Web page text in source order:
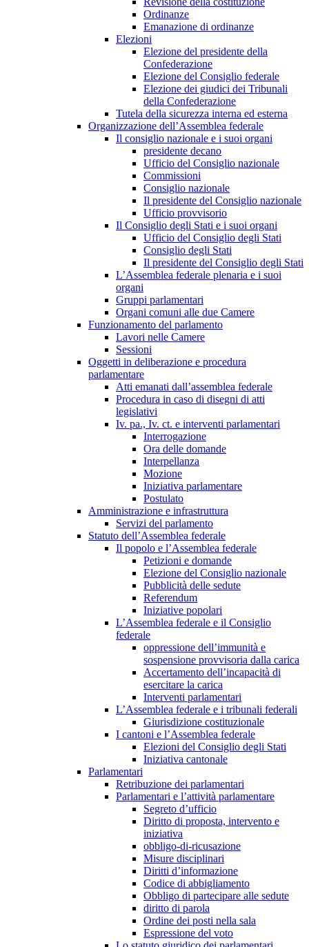
Ordinanze
Emanazione di ordinanze
Elezioni
Elezione del presidente della
Confederazione
Elezione del Consiglio federale
Elezione dei giudici dei Tribunali
della Confederazione
Tutela della sicurezza interna ed esterna
Organizzazione dell’Assemblea federale
Il consiglio nazionale e i suoi organi
presidente decano
Ufficio del Consiglio nazionale
Commissioni
Consiglio nazionale
Il presidente del Consiglio nazionale
Ufficio provvisorio
Il Consiglio degli Stati e i suoi organi
Ufficio del Consiglio degli Stati
Consiglio degli Stati
Il presidente del Consiglio degli Stati
L’Assemblea federale plenaria e i suoi
organi
Gruppi parlamentari
Organi comuni alle due Camere
Funzionamento del parlamento
Lavori nelle Camere
Sessioni
Oggetti in deliberazione e procedura
parlamentare
Atti emanati dall’assemblea federale
Procedura in caso di disegni di atti
legislativi
Iv. pa., Iv. ct. e interventi parlamentari
Interrogazione
Ora delle domande
Interpellanza
Mozione
Iniziativa parlamentare
Postulato
Amministrazione e infrastruttura
Servizi del parlamento
Statuto dell’Assemblea federale
Il popolo e l’Assemblea federale
Petizioni e domande
Elezione del Consiglio nazionale
Pubblicità delle sedute
Referendum
Iniziative popolari
L’Assemblea federale e il Consiglio
federale
oppressione dell’immunità e
sospensione provvisoria dalla carica
Accertamento dell’incapacità di
esercitare la carica
Interventi parlamentari
L’Assemblea federale e i tribunali federali
Giurisdizione costituzionale
I cantoni e l’Assemblea federale
Elezioni del Consiglio degli Stati
Iniziativa cantonale
Parlamentari
Retribuzione dei parlamentari
Parlamentari e l’attività parlamentare
Segreto d’ufficio
Diritto di proposta, intervento e
iniziativa
obbligo-di-ricusazione
Misure disciplinari
Diritti d’informazione
Codice di abbigliamento
Obbligo di partecipare alle sedute
diritto di parola
Ordine dei posti nella sala
Espressione del voto